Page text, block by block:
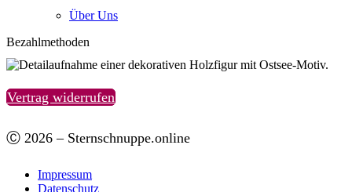
Über Uns
Bezahlmethoden
Vertrag widerrufen
Ⓒ 2026 – Sternschnuppe.online
Impressum
Datenschutz